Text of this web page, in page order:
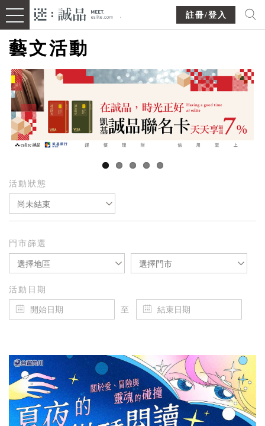
註冊/登入
藝文活動
活動狀態
尚未結束
門市篩選
選擇地區 選擇門市
活動日期
至